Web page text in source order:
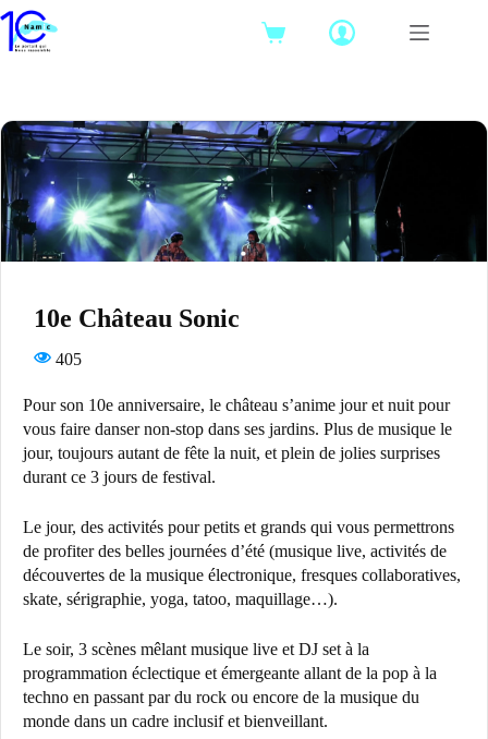
Passer
au
contenu
Panier
10e Château Sonic
405
Pour son 10e anniversaire, le château s’anime jour et nuit pour
vous faire danser non-stop dans ses jardins. Plus de musique le
jour, toujours autant de fête la nuit, et plein de jolies surprises
durant ce 3 jours de festival.
Le jour, des activités pour petits et grands qui vous permettrons
de profiter des belles journées d’été (musique live, activités de
découvertes de la musique électronique, fresques collaboratives,
skate, sérigraphie, yoga, tatoo, maquillage…).
Le soir, 3 scènes mêlant musique live et DJ set à la
programmation éclectique et émergeante allant de la pop à la
techno en passant par du rock ou encore de la musique du
monde dans un cadre inclusif et bienveillant.